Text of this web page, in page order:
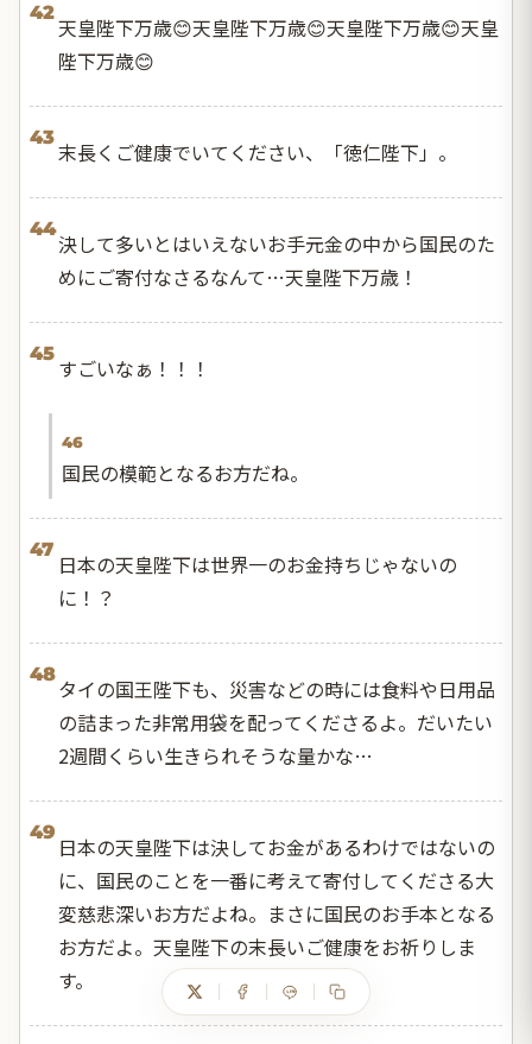
42
天皇陛下万歳😊天皇陛下万歳😊天皇陛下万歳😊天皇
陛下万歳😊
43
末長くご健康でいてください、「徳仁陛下」。
44
決して多いとはいえないお手元金の中から国民のた
めにご寄付なさるなんて…天皇陛下万歳！
45
すごいなぁ！！！
46
国民の模範となるお方だね。
47
日本の天皇陛下は世界一のお金持ちじゃないの
に！？
48
タイの国王陛下も、災害などの時には食料や日用品
の詰まった非常用袋を配ってくださるよ。だいたい
2週間くらい生きられそうな量かな…
49
日本の天皇陛下は決してお金があるわけではないの
に、国民のことを一番に考えて寄付してくださる大
変慈悲深いお方だよね。まさに国民のお手本となる
お方だよ。天皇陛下の末長いご健康をお祈りしま
す。